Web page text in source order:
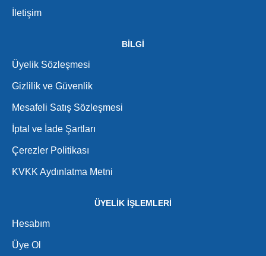
İletişim
BİLGİ
Üyelik Sözleşmesi
Gizlilik ve Güvenlik
Mesafeli Satış Sözleşmesi
İptal ve İade Şartları
Çerezler Politikası
KVKK Aydınlatma Metni
ÜYELİK İŞLEMLERİ
Hesabım
Üye Ol